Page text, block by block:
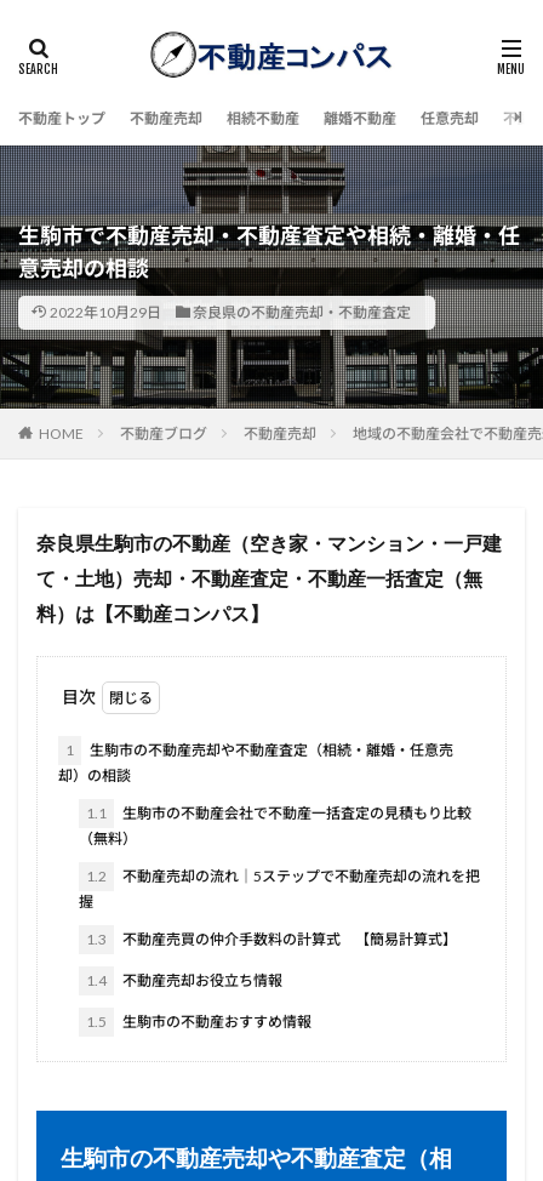
不動産トップ 不動産売却 相続不動産 離婚不動産 任意売却 不動
生駒市で不動産売却・不動産査定や相続・離婚・任
意売却の相談
2022年10月29日 奈良県の不動産売却・不動産査定
HOME 不動産ブログ 不動産売却 地域の不動産会社で不動産
奈良県生駒市の不動産（空き家・マンション・一戸建
て・土地）売却・不動産査定・不動産一括査定（無
料）は【不動産コンパス】
目次
1
生駒市の不動産売却や不動産査定（相続・離婚・任意売
却）の相談
1.1
生駒市の不動産会社で不動産一括査定の見積もり比較
（無料）
1.2
不動産売却の流れ｜5ステップで不動産売却の流れを把
握
1.3 不動産売買の仲介手数料の計算式 【簡易計算式】
1.4 不動産売却お役立ち情報
1.5 生駒市の不動産おすすめ情報
生駒市の不動産売却や不動産査定（相